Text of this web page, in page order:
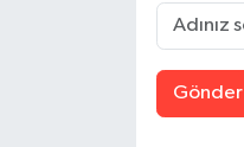
Gönder